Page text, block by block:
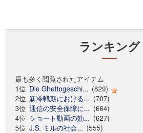
ランキング
最も多く閲覧されたアイテム
1位 Die Ghettogeschi... (829)
2位 新冷戦期における... (707)
3位 通信の安全保障に... (664)
4位 ショート動画の効... (627)
5位 J.S. ミルの社会... (555)